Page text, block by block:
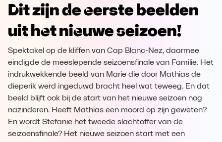
Microsoft Edge Download
Opera Download
Dit zijn de eerste beelden
uit het nieuwe seizoen!
Spektakel op de kliffen van Cap Blanc-Nez, daarmee
eindigde de meeslepende seizoensfinale van Familie. Het
indrukwekkende beeld van Marie die door Mathias de
dieperik werd ingeduwd bracht heel wat teweeg. En dat
beeld blijft ook bij de start van het nieuwe seizoen nog
nazinderen. Heeft Mathias een moord op zijn geweten?
En wordt Stefanie het tweede slachtoffer van de
seizoensfinale? Het nieuwe seizoen start met een